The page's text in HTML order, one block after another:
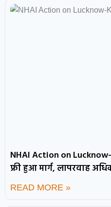
NHAI Action on
फ्री हुआ मार्ग, लापरवाह
READ MORE »